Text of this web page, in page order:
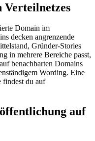
Verteilnetzes
Domain im
decken angrenzende
Gründer-Stories
in mehrere Bereiche passt,
benachbarten Domains
Wording. Eine
findest du auf
auf